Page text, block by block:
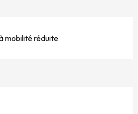
mobilité réduite